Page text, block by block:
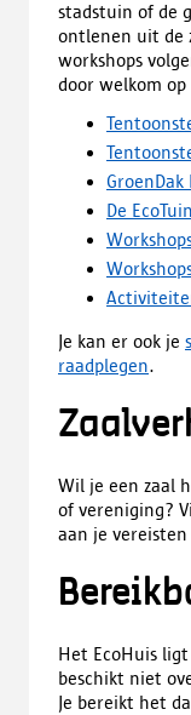
stadstuin of de
ontlenen uit de
workshops
door welkom
GroenDak
De EcoTuin
Je kan er ook je
raadplegen.
Wil je een zaal
of vereniging?
aan je
Het EcoHuis
beschikt niet
Je bereikt het